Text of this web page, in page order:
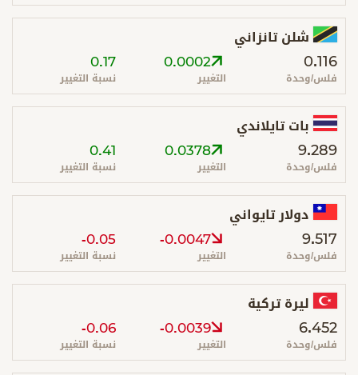
شلن تانزاني
0.116
فلس/وحدة
0.0002
التغيير
0.17
نسبة التغيير
بات تايلاندي
9.289
فلس/وحدة
0.0378
التغيير
0.41
نسبة التغيير
دولار تايواني
9.517
فلس/وحدة
-0.0047
التغيير
-0.05
نسبة التغيير
ليرة تركية
6.452
فلس/وحدة
-0.0039
التغيير
-0.06
نسبة التغيير